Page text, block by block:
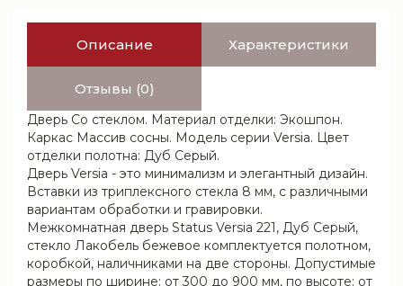
Описание Характеристики
Отзывы (0)
Дверь Со стеклом. Материал отделки: Экошпон.
Каркас Массив сосны. Модель серии Versia. Цвет
отделки полотна: Дуб Серый.
Дверь Versia - это минимализм и элегантный дизайн.
Вставки из триплексного стекла 8 мм, с различными
вариантам обработки и гравировки.
Межкомнатная дверь Status Versia 221, Дуб Серый,
стекло Лакобель бежевое комплектуется полотном,
коробкой, наличниками на две стороны. Допустимые
размеры по ширине: от 300 до 900 мм, по высоте: от